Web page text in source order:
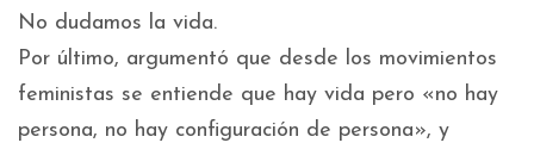
No dudamos la vida.
Por último, argumentó que desde los movimientos
feministas se entiende que hay vida pero «no hay
persona, no hay configuración de persona», y